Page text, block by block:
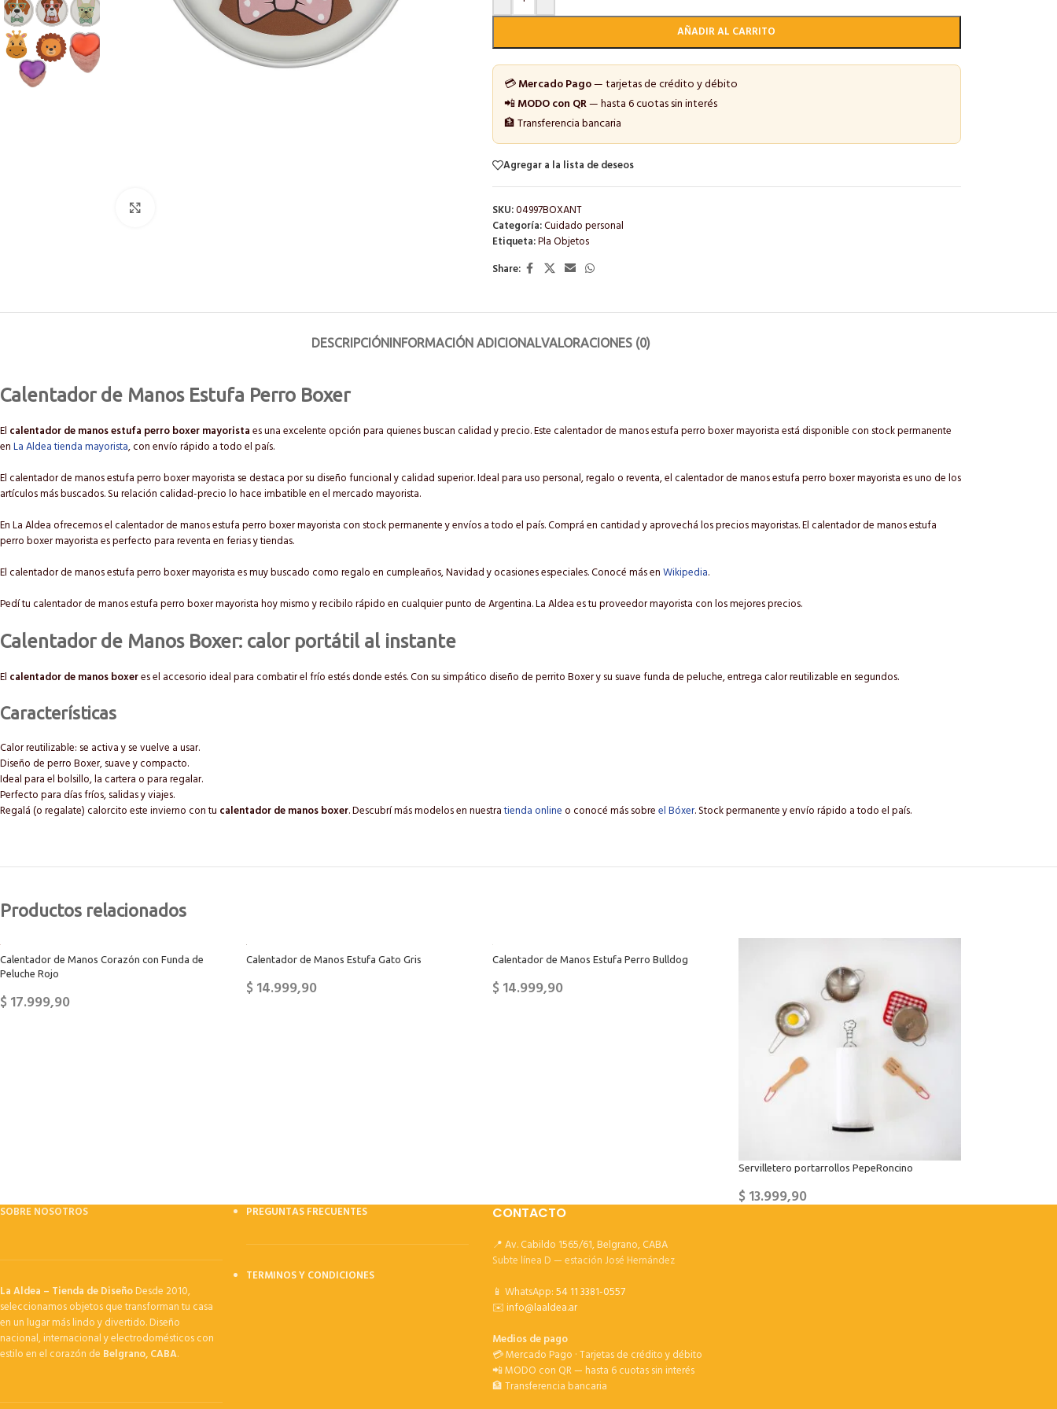
AÑADIR AL CARRITO
💳Mercado Pago— tarjetas de crédito y débito
📲MODO con QR— hasta 6 cuotas sin interés
🏦 Transferencia bancaria
Agregar a la lista de deseos
SKU:04997BOXANT
Categoría:Cuidado personal
Etiqueta:Pla Objetos
Share:
DESCRIPCIÓNINFORMACIÓN ADICIONALVALORACIONES (0)
Calentador de Manos Estufa Perro Boxer
El calentador de manos estufa perro boxer mayoristaes una excelente opción para quienes buscan calidad y precio. Este calentador de manos estufa perro boxer mayorista está disponible con stock permanente
enLa Aldea tienda mayorista, con envío rápido a todo el país.
El calentador de manos estufa perro boxer mayorista se destaca por su diseño funcional y calidad superior. Ideal para uso personal, regalo o reventa, el calentador de manos estufa perro boxer mayorista es uno de los
artículos más buscados. Su relación calidad-precio lo hace imbatible en el mercado mayorista.
En La Aldea ofrecemos el calentador de manos estufa perro boxer mayorista con stock permanente y envíos a todo el país. Comprá en cantidad y aprovechá los precios mayoristas. El calentador de manos estufa
perro boxer mayorista es perfecto para reventa en ferias y tiendas.
El calentador de manos estufa perro boxer mayorista es muy buscado como regalo en cumpleaños, Navidad y ocasiones especiales. Conocé más enWikipedia.
Pedí tu calentador de manos estufa perro boxer mayorista hoy mismo y recibilo rápido en cualquier punto de Argentina. La Aldea es tu proveedor mayorista con los mejores precios.
Calentador de Manos Boxer: calor portátil al instante
El calentador de manos boxeres el accesorio ideal para combatir el frío estés donde estés. Con su simpático diseño de perrito Boxer y su suave funda de peluche, entrega calor reutilizable en segundos.
Características
Calor reutilizable: se activa y se vuelve a usar.
Diseño de perro Boxer, suave y compacto.
Ideal para el bolsillo, la cartera o para regalar.
Perfecto para días fríos, salidas y viajes.
Regalá (o regalate) calorcito este invierno con tu calentador de manos boxer. Descubrí más modelos en nuestratienda online o conocé más sobreel Bóxer. Stock permanente y envío rápido a todo el país.
Productos relacionados
Calentador de Manos Corazón con Funda de
Peluche Rojo
$17.999,90
Calentador de Manos Estufa Gato Gris
$14.999,90
Calentador de Manos Estufa Perro Bulldog
$14.999,90
Servilletero portarrollos PepeRoncino
$13.999,90
SOBRE NOSOTROS
La Aldea – Tienda de DiseñoDesde 2010,
seleccionamos objetos que transforman tu casa
en un lugar más lindo y divertido. Diseño
nacional, internacional y electrodomésticos con
estilo en el corazón de Belgrano, CABA.
PREGUNTAS FRECUENTES
TERMINOS Y CONDICIONES
CONTACTO
📍 Av. Cabildo 1565/61, Belgrano, CABA
Subte línea D — estación José Hernández
📱 WhatsApp:54 11 3381-0557
✉️info@laaldea.ar
Medios de pago
💳 Mercado Pago · Tarjetas de crédito y débito
📲 MODO con QR — hasta 6 cuotas sin interés
🏦 Transferencia bancaria